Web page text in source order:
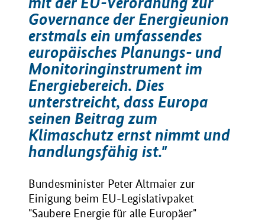
Governance der Energieunion
erstmals ein umfassendes
europäisches Planungs- und
Monitoringinstrument im
Energiebereich. Dies
unterstreicht, dass Europa
seinen Beitrag zum
Klimaschutz ernst nimmt und
handlungsfähig ist."
Bundesminister Peter Altmaier zur
Einigung beim EU-Legislativpaket
"Saubere Energie für alle Europäer"